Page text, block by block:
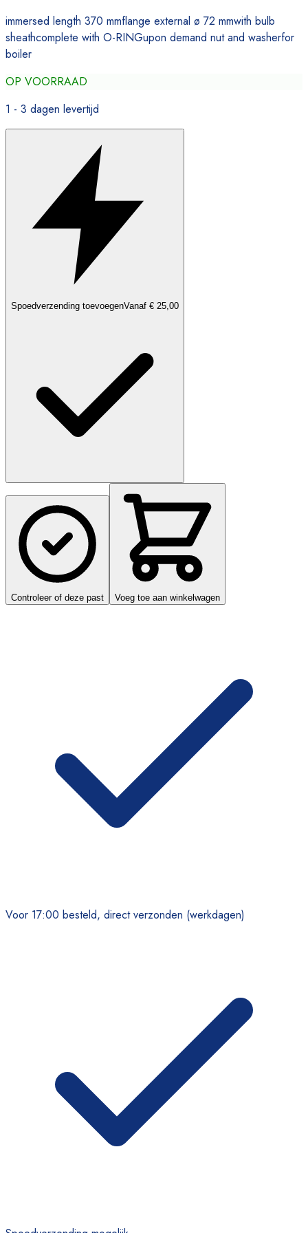
immersed length 370 mmflange external ø 72 mmwith bulb
sheathcomplete with O-RINGupon demand nut and washerfor
boiler
OP VOORRAAD
1 - 3 dagen levertijd
Spoedverzending toevoegenVanaf € 25,00
Controleer of deze past Voeg toe aan winkelwagen
Voor 17:00 besteld, direct verzonden (werkdagen)